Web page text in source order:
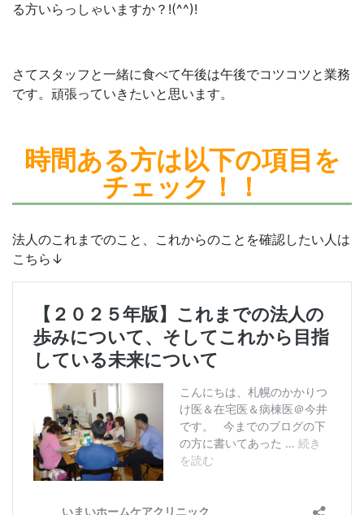
る方いらっしゃいますか？!(^^)!
さてスタッフと一緒に食べて午後は午後でコツコツと業務
です。頑張っていきたいと思います。
時間ある方は以下の項目を
チェック！！
法人のこれまでのこと、これからのことを確認したい人は
こちら↓